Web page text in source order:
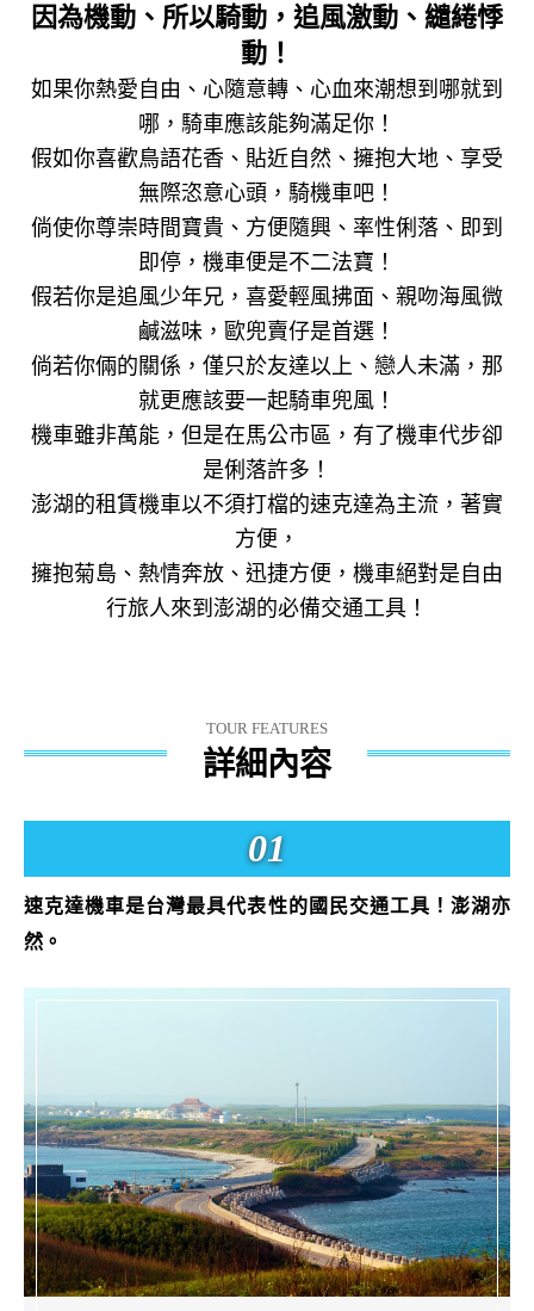
因為機動、所以騎動，追風激動、繾綣悸
動！
如果你熱愛自由、心隨意轉、心血來潮想到哪就到
哪，騎車應該能夠滿足你！
假如你喜歡鳥語花香、貼近自然、擁抱大地、享受
無際恣意心頭，騎機車吧！
倘使你尊崇時間寶貴、方便隨興、率性俐落、即到
即停，機車便是不二法寶！
假若你是追風少年兄，喜愛輕風拂面、親吻海風微
鹹滋味，歐兜賣仔是首選！
倘若你倆的關係，僅只於友達以上、戀人未滿，那
就更應該要一起騎車兜風！
機車雖非萬能，但是在馬公市區，有了機車代步卻
是俐落許多！
澎湖的租賃機車以不須打檔的速克達為主流，著實
方便，
擁抱菊島、熱情奔放、迅捷方便，機車絕對是自由
行旅人來到澎湖的必備交通工具！
TOUR FEATURES
詳細內容
01
速克達機車是台灣最具代表性的國民交通工具！澎湖亦
然。